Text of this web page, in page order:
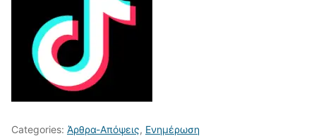
Categories: Άρθρα-Απόψεις, Ενημέρωση